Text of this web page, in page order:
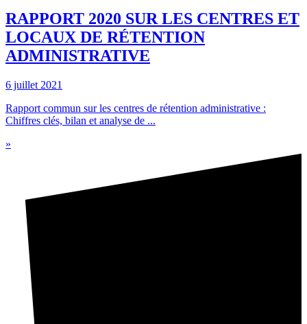
RAPPORT 2020 SUR LES CENTRES ET
LOCAUX DE RÉTENTION
ADMINISTRATIVE
6 juillet 2021
Rapport commun sur les centres de rétention administrative :
Chiffres clés, bilan et analyse de ...
»